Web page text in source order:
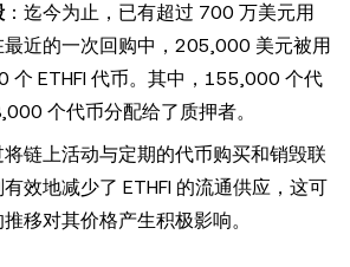
：迄今为止，已有超过 700 万美元用
近的一次回购中，205,000 美元被用
个 ETHFI 代币。其中，155,000 个代
个代币分配给了质押者。
链上活动与定期的代币购买和销毁联
效地减少了 ETHFI 的流通供应，这可
移对其价格产生积极影响。